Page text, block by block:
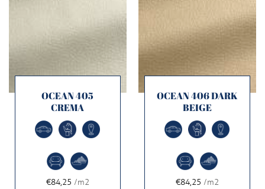
OCEAN 405
CREMA
€84,25 /m2
OCEAN 406 DARK
BEIGE
€84,25 /m2